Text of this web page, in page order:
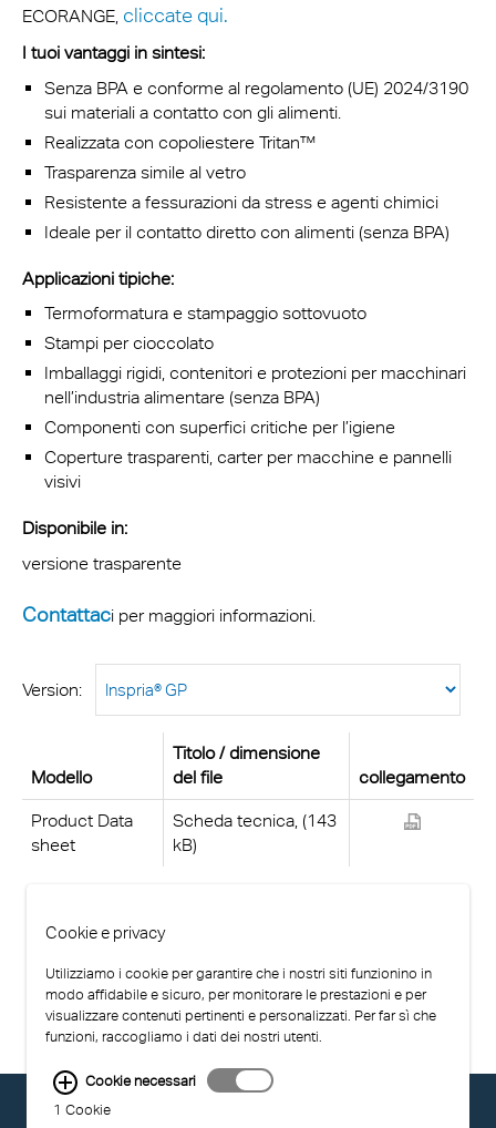
ECORANGE, cliccate qui.
I tuoi vantaggi in sintesi:
Senza BPA e conforme al regolamento (UE) 2024/3190
sui materiali a contatto con gli alimenti.
Realizzata con copoliestere Tritan™
Trasparenza simile al vetro
Resistente a fessurazioni da stress e agenti chimici
Ideale per il contatto diretto con alimenti (senza BPA)
Applicazioni tipiche:
Termoformatura e stampaggio sottovuoto
Stampi per cioccolato
Imballaggi rigidi, contenitori e protezioni per macchinari
nell’industria alimentare (senza BPA)
Componenti con superfici critiche per l’igiene
Coperture trasparenti, carter per macchine e pannelli
visivi
Disponibile in:
versione trasparente
Contattaci per maggiori informazioni.
Version:
Modello
Titolo / dimensione
del file
collegamento
Product Data
sheet
Scheda tecnica, (143
kB)
Cookie e privacy
Utilizziamo i cookie per garantire che i nostri siti funzionino in
modo affidabile e sicuro, per monitorare le prestazioni e per
visualizzare contenuti pertinenti e personalizzati. Per far sì che
funzioni, raccogliamo i dati dei nostri utenti.
Cookie necessari
1 Cookie